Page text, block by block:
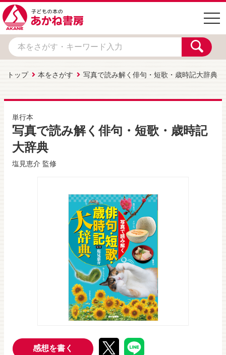
トップ 本をさがす 写真で読み解く俳句・短歌・歳時記大辞典
単行本
写真で読み解く俳句・短歌・歳時記
大辞典
塩見恵介 監修
感想を書く